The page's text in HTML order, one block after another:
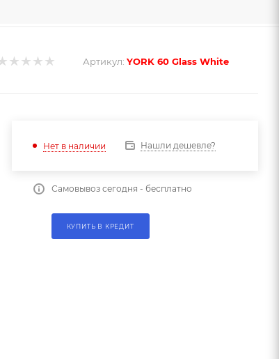
Артикул: YORK 60 Glass White
Нет в наличии Нашли дешевле?
Самовывоз сегодня - бесплатно
КУПИТЬ В КРЕДИТ